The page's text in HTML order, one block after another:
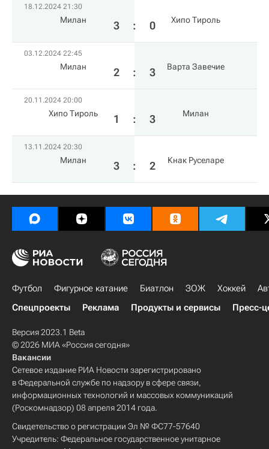
18.12.2024 21:30
Милан 3 : 0 Хипо Тироль
03.12.2024 22:45
Милан 2 : 3 Варта Завечие
20.11.2024 20:00
Хипо Тироль 1 : 3 Милан
13.11.2024 20:30
Милан 3 : 2 Кнак Руселаре
Футбол Фигурное катание Биатлон ЗОЖ Хоккей
Спецпроекты
Реклама Продукты и сервисы Пресс-
Версия 2023.1 Beta
© 2026 МИА «Россия сегодня»
Вакансии
Сетевое издание РИА Новости зарегистрировано
в Федеральной службе по надзору в сфере связи,
информационных технологий и массовых коммуникаций
(Роскомнадзор) 08 апреля 2014 года.
Свидетельство о регистрации Эл № ФС77-57640
Учредитель: Федеральное государственное унитарное